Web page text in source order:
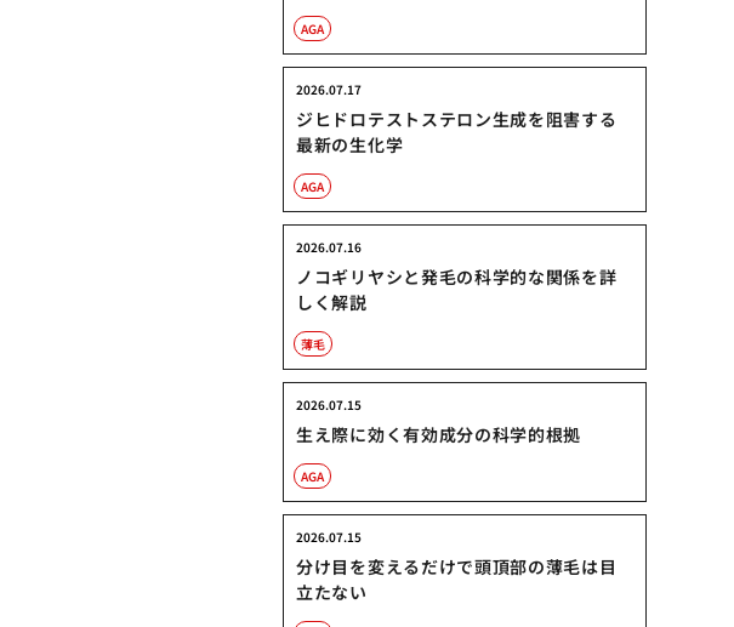
AGA
ジヒドロテストステロン生成を阻害する
最新の生化学
2026.07.17
AGA
ノコギリヤシと発毛の科学的な関係を詳
しく解説
2026.07.16
薄毛
生え際に効く有効成分の科学的根拠
2026.07.15
AGA
分け目を変えるだけで頭頂部の薄毛は目
立たない
2026.07.15